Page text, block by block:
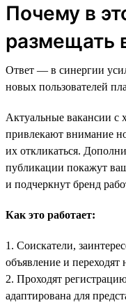
Почему в
размещать
Ответ — в синергии
новых пользователей
Актуальные вакансии с
привлекают внимание
их откликаться.
публикации покажут
и подчеркнут бренд
Как это работает:
1. Соискатели,
объявление и переходят
2. Проходят
адаптирована для